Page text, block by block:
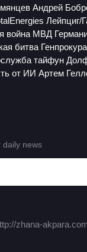
Андрей
Лейпциг/
война МВД
битва
тайфун
от ИИ Артем
daily news
zhana-